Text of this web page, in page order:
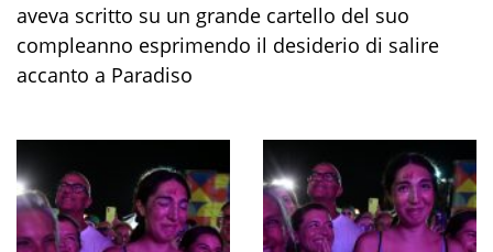
aveva scritto su un grande cartello del suo
compleanno esprimendo il desiderio di salire
accanto a Paradiso